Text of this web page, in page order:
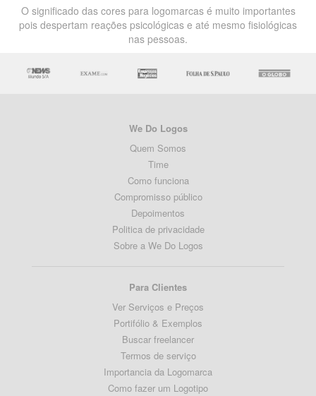
O significado das cores para logomarcas é muito importantes
pois despertam reações psicológicas e até mesmo fisiológicas
nas pessoas.
We Do Logos
Quem Somos
Time
Como funciona
Compromisso público
Depoimentos
Politica de privacidade
Sobre a We Do Logos
Para Clientes
Ver Serviços e Preços
Portifólio & Exemplos
Buscar freelancer
Termos de serviço
Importancia da Logomarca
Como fazer um Logotipo